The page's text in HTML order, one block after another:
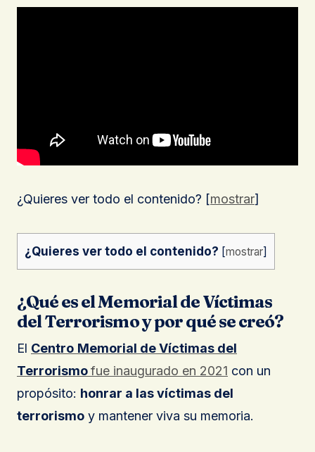
¿Quieres ver todo el contenido? [mostrar]
¿Quieres ver todo el contenido? [mostrar]
¿Qué es el Memorial de Víctimas
del Terrorismo y por qué se creó?
El Centro Memorial de Víctimas del
Terrorismofue inaugurado en 2021 con un
propósito: honrar a las víctimas del
terrorismo y mantener viva su memoria.